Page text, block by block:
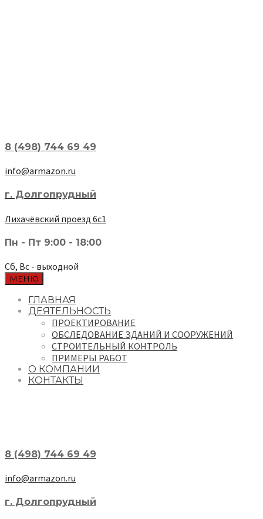
8 (498) 744 69 49
info@armazon.ru
г. Долгопрудный
Лихачёвский проезд 6с1
Пн - Пт 9:00 - 18:00
Сб, Вс - выходной
МЕНЮ
ГЛАВНАЯ
ДЕЯТЕЛЬНОСТЬ
ПРОЕКТИРОВАНИЕ
ОБСЛЕДОВАНИЕ ЗДАНИЙ И СООРУЖЕНИЙ
СТРОИТЕЛЬНЫЙ КОНТРОЛЬ
ПРИМЕРЫ РАБОТ
О КОМПАНИИ
КОНТАКТЫ
8 (498) 744 69 49
info@armazon.ru
г. Долгопрудный